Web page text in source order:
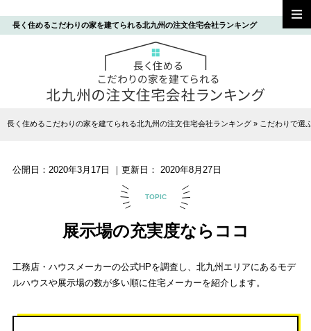
長く住めるこだわりの家を建てられる北九州の注文住宅会社ランキング
長く住めるこだわりの家を建てられる北九州の注文住宅会社ランキング » こだわりで選
公開日： 2020年3月17日 ｜更新日： 2020年8月27日
TOPIC
展示場の充実度ならココ
工務店・ハウスメーカーの公式HPを調査し、北九州エリアにあるモデ
ルハウスや展示場の数が多い順に住宅メーカーを紹介します。